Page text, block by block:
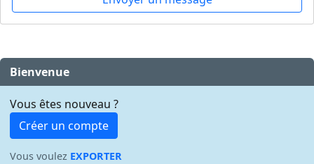
Bienvenue
Vous êtes nouveau ?
Créer un compte
Vous voulez EXPORTER